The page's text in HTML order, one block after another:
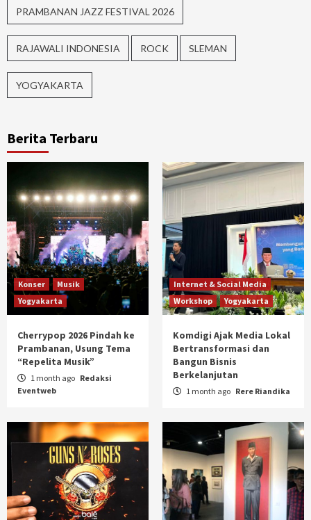
PRAMBANAN JAZZ FESTIVAL 2026
RAJAWALI INDONESIA ROCK SLEMAN
YOGYAKARTA
Berita Terbaru
Konser
Musik
Yogyakarta
Cherrypop 2026 Pindah ke
Prambanan, Usung Tema
“Repelita Musik”
1 month ago Redaksi
Eventweb
Internet & Social Media
Workshop
Yogyakarta
Komdigi Ajak Media Lokal
Bertransformasi dan
Bangun Bisnis
Berkelanjutan
1 month ago Rere Riandika